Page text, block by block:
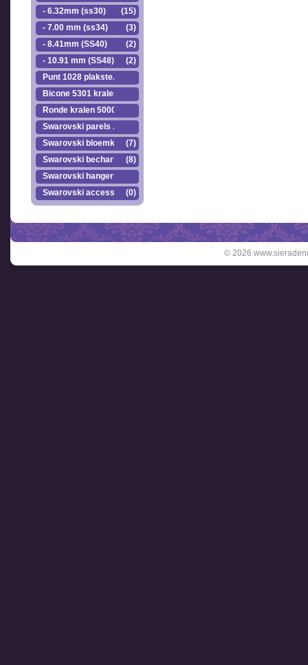
- 6.32mm (ss30)
(15)
- 7.00 mm (ss34)
(3)
- 8.41mm (SS40)
(2)
- 10.91 mm (SS48)
(2)
Punt 1028 plakste..
Bicone 5301 kralen.
Ronde kralen 5000
Swarovski parels ..
Swarovski bloemkr..
(7)
Swarovski becharmed(8)
Swarovski hangers
Swarovski accesso..
(0)
© 2026